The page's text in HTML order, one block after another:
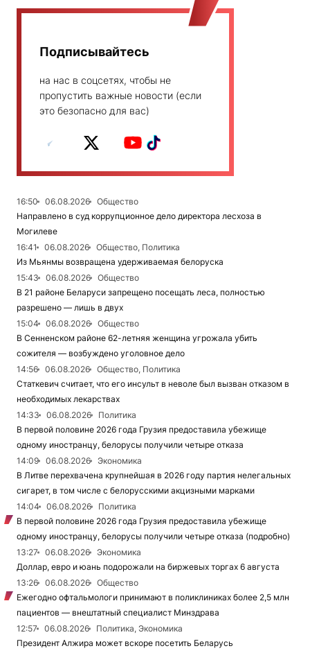
Подписывайтесь
на нас в соцсетях, чтобы не
пропустить важные новости (если
это безопасно для вас)
16:50 06.08.2026
Общество
Направлено в суд коррупционное дело директора лесхоза в
Могилеве
16:41
06.08.2026
Общество, Политика
Из Мьянмы возвращена удерживаемая белоруска
15:43
06.08.2026
Общество
В 21 районе Беларуси запрещено посещать леса, полностью
разрешено — лишь в двух
15:04
06.08.2026
Общество
В Сенненском районе 62-летняя женщина угрожала убить
сожителя — возбуждено уголовное дело
14:56
06.08.2026
Общество, Политика
Статкевич считает, что его инсульт в неволе был вызван отказом в
необходимых лекарствах
14:33
06.08.2026
Политика
В первой половине 2026 года Грузия предоставила убежище
одному иностранцу, белорусы получили четыре отказа
14:09
06.08.2026
Экономика
В Литве перехвачена крупнейшая в 2026 году партия нелегальных
сигарет, в том числе с белорусскими акцизными марками
14:04
06.08.2026
Политика
В первой половине 2026 года Грузия предоставила убежище
одному иностранцу, белорусы получили четыре отказа (подробно)
13:27
06.08.2026
Экономика
Доллар, евро и юань подорожали на биржевых торгах 6 августа
13:26
06.08.2026
Общество
Ежегодно офтальмологи принимают в поликлиниках более 2,5 млн
пациентов — внештатный специалист Минздрава
12:57
06.08.2026
Политика, Экономика
Президент Алжира может вскоре посетить Беларусь